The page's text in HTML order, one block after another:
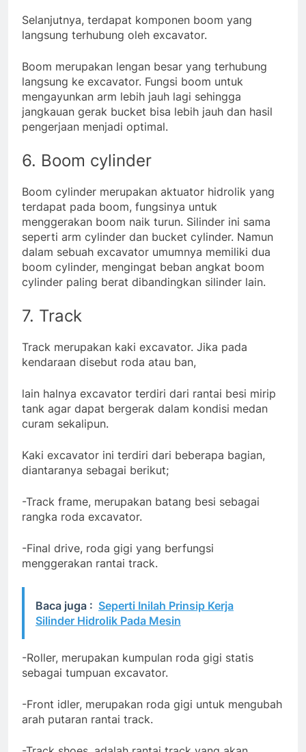
Selanjutnya, terdapat komponen boom yang
langsung terhubung oleh excavator.
Boom merupakan lengan besar yang terhubung
langsung ke excavator. Fungsi boom untuk
mengayunkan arm lebih jauh lagi sehingga
jangkauan gerak bucket bisa lebih jauh dan hasil
pengerjaan menjadi optimal.
6. Boom cylinder
Boom cylinder merupakan aktuator hidrolik yang
terdapat pada boom, fungsinya untuk
menggerakan boom naik turun. Silinder ini sama
seperti arm cylinder dan bucket cylinder. Namun
dalam sebuah excavator umumnya memiliki dua
boom cylinder, mengingat beban angkat boom
cylinder paling berat dibandingkan silinder lain.
7. Track
Track merupakan kaki excavator. Jika pada
kendaraan disebut roda atau ban,
lain halnya excavator terdiri dari rantai besi mirip
tank agar dapat bergerak dalam kondisi medan
curam sekalipun.
Kaki excavator ini terdiri dari beberapa bagian,
diantaranya sebagai berikut;
-Track frame, merupakan batang besi sebagai
rangka roda excavator.
-Final drive, roda gigi yang berfungsi
menggerakan rantai track.
Baca juga : Seperti Inilah Prinsip Kerja
Silinder Hidrolik Pada Mesin
-Roller, merupakan kumpulan roda gigi statis
sebagai tumpuan excavator.
-Front idler, merupakan roda gigi untuk mengubah
arah putaran rantai track.